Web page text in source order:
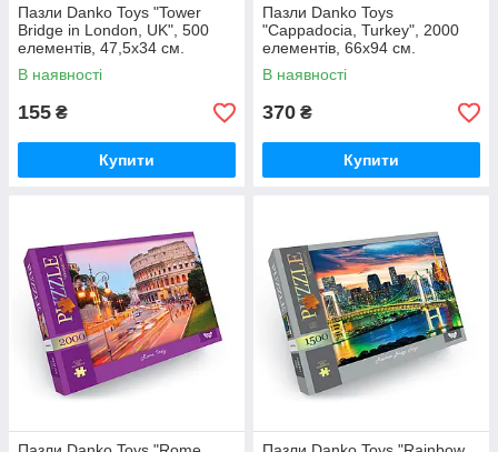
Пазли Danko Toys "Tower
Bridge in London, UK", 500
елементів, 47,5x34 см.
В наявності
155 ₴
Купити
Пазли Danko Toys
"Cappadocia, Turkey", 2000
елементів, 66x94 см.
В наявності
370 ₴
Купити